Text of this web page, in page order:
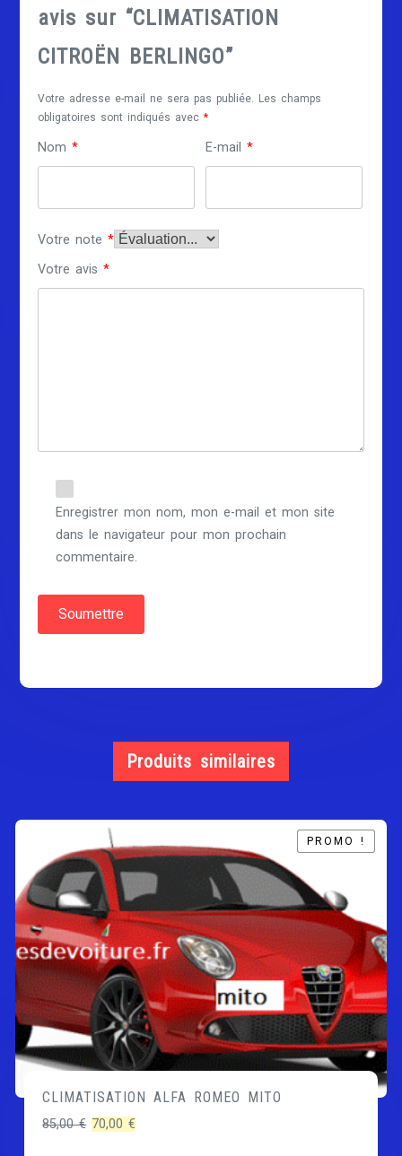
avis sur “CLIMATISATION
CITROËN BERLINGO”
Votre adresse e-mail ne sera pas publiée. Les champs
obligatoires sont indiqués avec*
Nom* E-mail*
Votre note*
Votre avis*
Enregistrer mon nom, mon e-mail et mon site
dans le navigateur pour mon prochain
commentaire.
Produits similaires
PROMO !
PROMO !
CLIMATISATION ALFA ROMEO MITO
85,00€ Le
70,00€